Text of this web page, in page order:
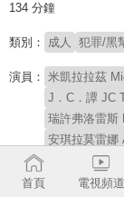
134 分鐘
類別： 成人 犯罪/黑
演員： 米凱拉拉茲
J．C．譚 JC
瑞許弗洛雷斯
安琪拉莫雷娜
加爾多維爾索
洪巧玲
首頁 電視頻道